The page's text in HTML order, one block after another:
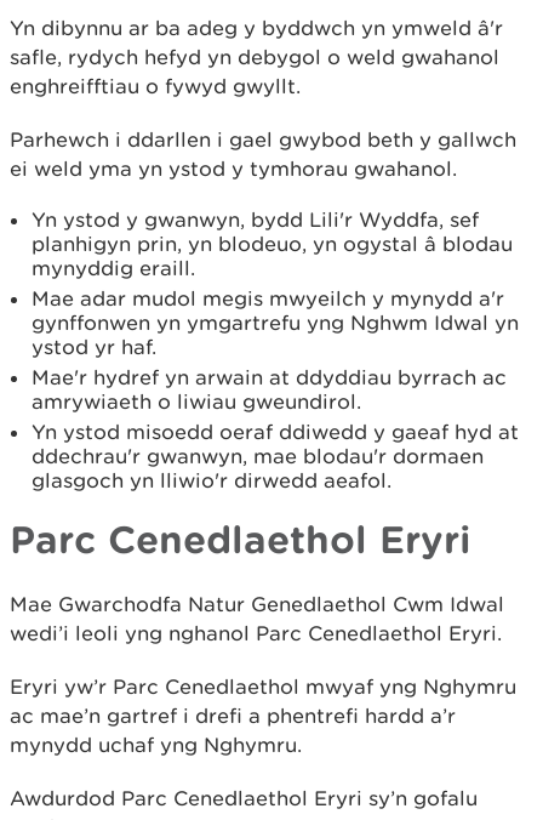
Yn dibynnu ar ba adeg y byddwch yn ymweld â'r
safle, rydych hefyd yn debygol o weld gwahanol
enghreifftiau o fywyd gwyllt.
Parhewch i ddarllen i gael gwybod beth y gallwch
ei weld yma yn ystod y tymhorau gwahanol.
Yn ystod y gwanwyn, bydd Lili'r Wyddfa, sef
planhigyn prin, yn blodeuo, yn ogystal â blodau
mynyddig eraill.
Mae adar mudol megis mwyeilch y mynydd a'r
gynffonwen yn ymgartrefu yng Nghwm Idwal yn
ystod yr haf.
Mae'r hydref yn arwain at ddyddiau byrrach ac
amrywiaeth o liwiau gweundirol.
Yn ystod misoedd oeraf ddiwedd y gaeaf hyd at
ddechrau'r gwanwyn, mae blodau'r dormaen
glasgoch yn lliwio'r dirwedd aeafol.
Parc Cenedlaethol Eryri
Mae Gwarchodfa Natur Genedlaethol Cwm Idwal
wedi’i leoli yng nghanol Parc Cenedlaethol Eryri.
Eryri yw’r Parc Cenedlaethol mwyaf yng Nghymru
ac mae’n gartref i drefi a phentrefi hardd a’r
mynydd uchaf yng Nghymru.
Awdurdod Parc Cenedlaethol Eryri sy’n gofalu